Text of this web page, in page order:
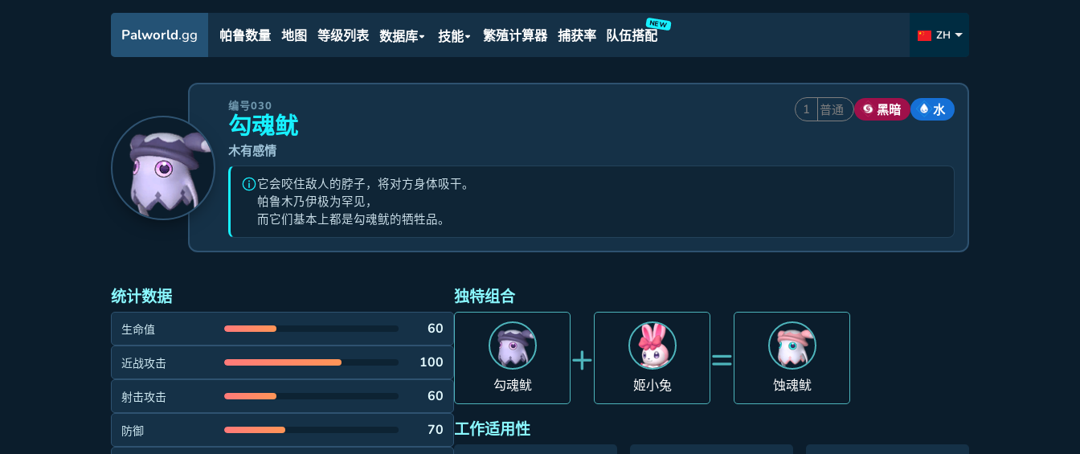
Palworld.gg 帕鲁数量 地图 等级列表 数据库 技能 繁殖计算器 捕获率 队伍搭配
NEW
ZH
编号030
勾魂鱿
木有感情
1 普通 黑暗 水
它会咬住敌人的脖子，将对方身体吸干。
帕鲁木乃伊极为罕见，
而它们基本上都是勾魂鱿的牺牲品。
统计数据
生命值 60
近战攻击 100
射击攻击 60
防御 70
独特组合
勾魂鱿
+
姬小兔
=
蚀魂鱿
工作适用性